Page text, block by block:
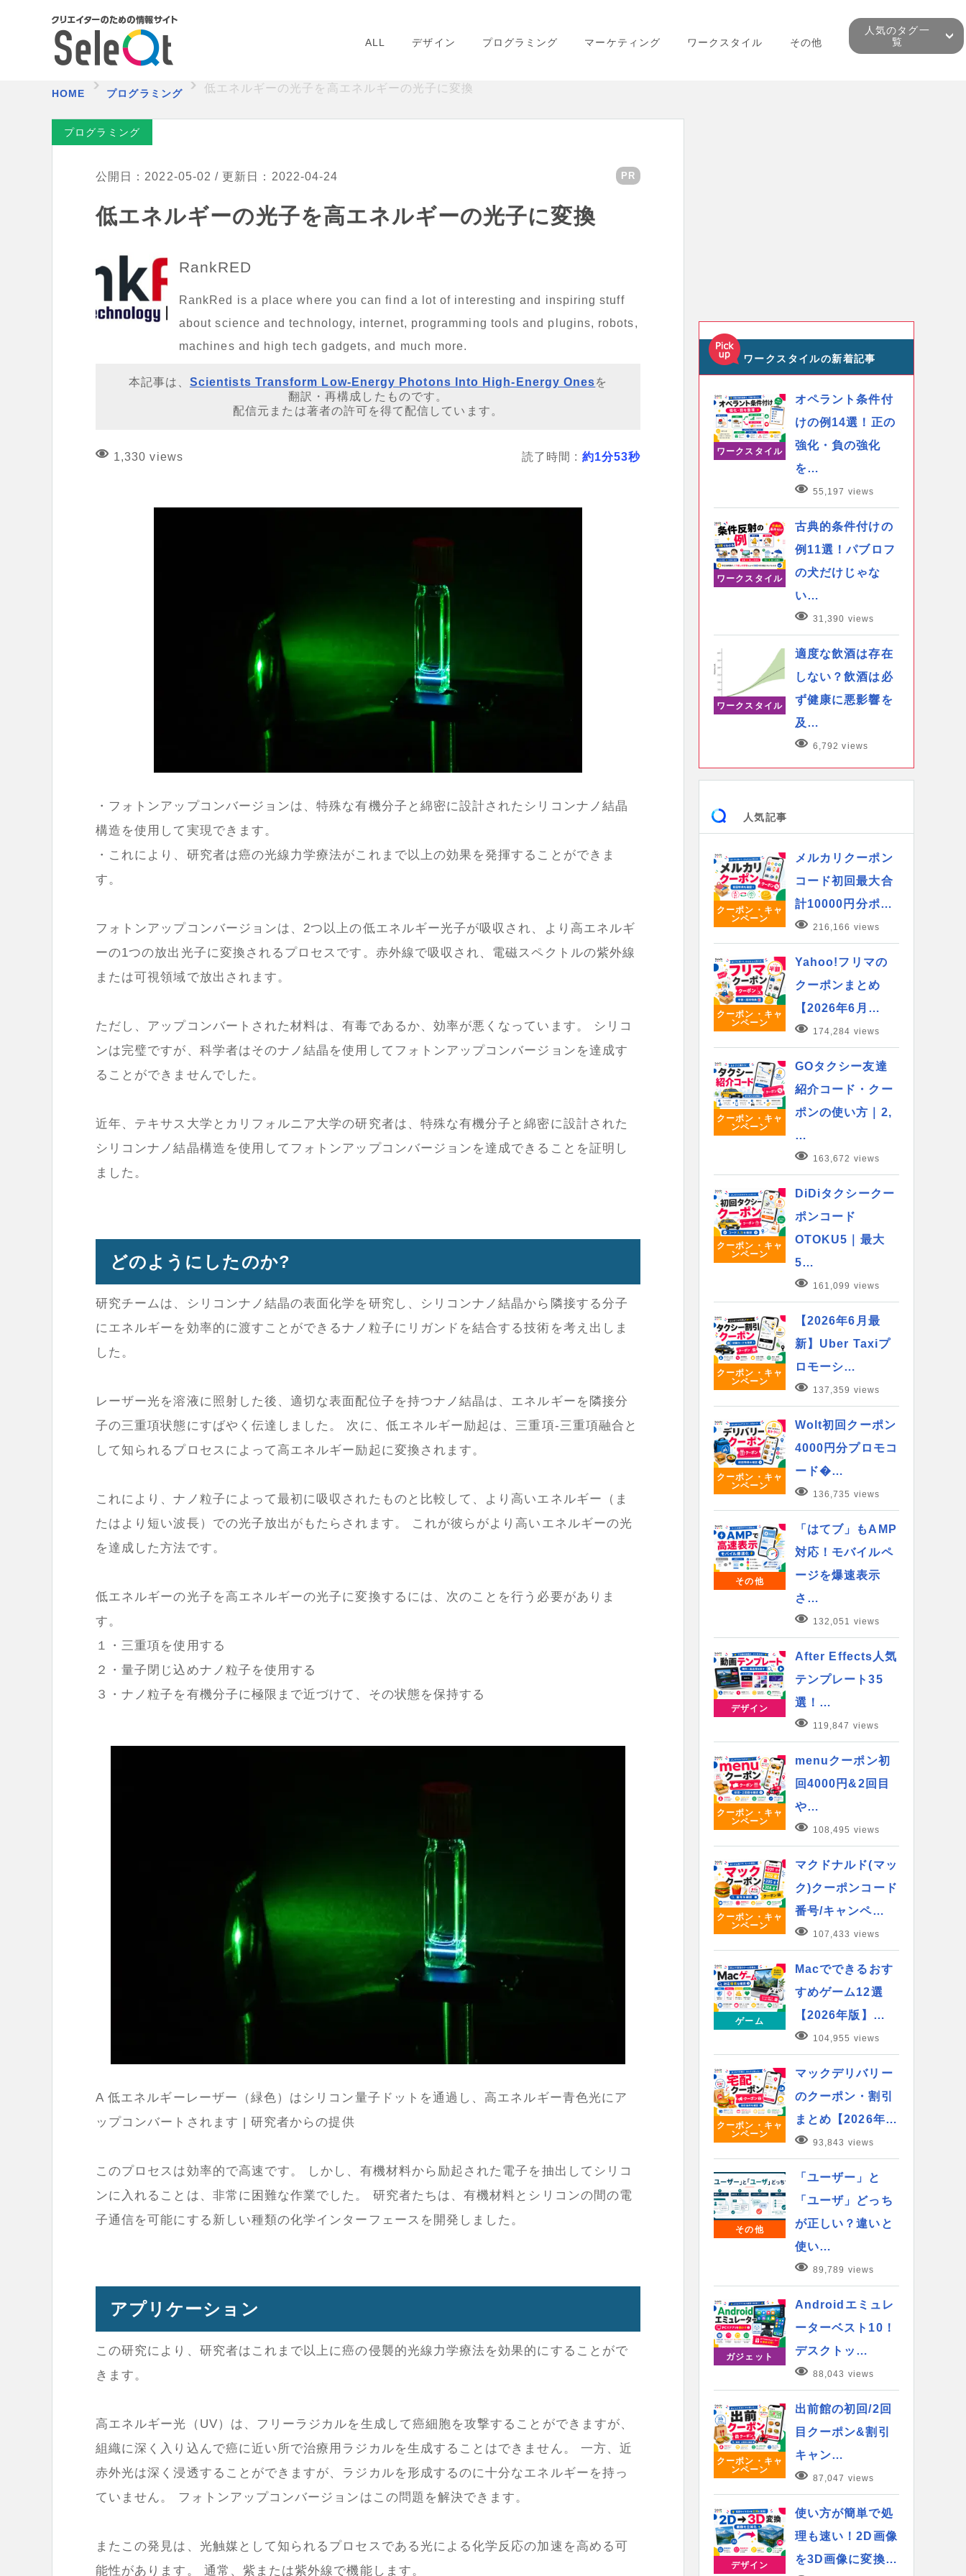
ALL デザイン プログラミング マーケティング ワークスタイル その他
人気のタグ一
覧
HOME プログラミング 低エネルギーの光子を高エネルギーの光子に変換
プログラミング
公開日：2022-05-02 / 更新日：2022-04-24 PR
低エネルギーの光子を高エネルギーの光子に変換
RankRED
RankRed is a place where you can find a lot of interesting and inspiring stuff
about science and technology, internet, programming tools and plugins, robots,
machines and high tech gadgets, and much more.
本記事は、 Scientists Transform Low-Energy Photons Into High-Energy Onesを
翻訳・再構成したものです。
配信元または著者の許可を得て配信しています。
1,330 views 読了時間 : 約1分53秒
・フォトンアップコンバージョンは、特殊な有機分子と綿密に設計されたシリコンナノ結晶
構造を使用して実現できます。
・これにより、研究者は癌の光線力学療法がこれまで以上の効果を発揮することができま
す。
フォトンアップコンバージョンは、2つ以上の低エネルギー光子が吸収され、より高エネルギ
ーの1つの放出光子に変換されるプロセスです。赤外線で吸収され、電磁スペクトルの紫外線
または可視領域で放出されます。
ただし、アップコンバートされた材料は、有毒であるか、効率が悪くなっています。 シリコ
ンは完璧ですが、科学者はそのナノ結晶を使用してフォトンアップコンバージョンを達成す
ることができませんでした。
近年、テキサス大学とカリフォルニア大学の研究者は、特殊な有機分子と綿密に設計された
シリコンナノ結晶構造を使用してフォトンアップコンバージョンを達成できることを証明し
ました。
どのようにしたのか?
研究チームは、シリコンナノ結晶の表面化学を研究し、シリコンナノ結晶から隣接する分子
にエネルギーを効率的に渡すことができるナノ粒子にリガンドを結合する技術を考え出しま
した。
レーザー光を溶液に照射した後、適切な表面配位子を持つナノ結晶は、エネルギーを隣接分
子の三重項状態にすばやく伝達しました。 次に、低エネルギー励起は、三重項-三重項融合と
して知られるプロセスによって高エネルギー励起に変換されます。
これにより、ナノ粒子によって最初に吸収されたものと比較して、より高いエネルギー（ま
たはより短い波長）での光子放出がもたらされます。 これが彼らがより高いエネルギーの光
を達成した方法です。
低エネルギーの光子を高エネルギーの光子に変換するには、次のことを行う必要がありま
す。
１・三重項を使用する
２・量子閉じ込めナノ粒子を使用する
３・ナノ粒子を有機分子に極限まで近づけて、その状態を保持する
A 低エネルギーレーザー（緑色）はシリコン量子ドットを通過し、高エネルギー青色光にア
ップコンバートされます | 研究者からの提供
このプロセスは効率的で高速です。 しかし、有機材料から励起された電子を抽出してシリコ
ンに入れることは、非常に困難な作業でした。 研究者たちは、有機材料とシリコンの間の電
子通信を可能にする新しい種類の化学インターフェースを開発しました。
アプリケーション
この研究により、研究者はこれまで以上に癌の侵襲的光線力学療法を効果的にすることがで
きます。
高エネルギー光（UV）は、フリーラジカルを生成して癌細胞を攻撃することができますが、
組織に深く入り込んで癌に近い所で治療用ラジカルを生成することはできません。 一方、近
赤外光は深く浸透することができますが、ラジカルを形成するのに十分なエネルギーを持っ
ていません。 フォトンアップコンバージョンはこの問題を解決できます。
またこの発見は、光触媒として知られるプロセスである光による化学反応の加速を高める可
能性があります。 通常、紫または紫外線で機能します。
ワークスタイルの新着記事
ワークスタイル
オペラント条件付
けの例14選！正の
強化・負の強化
を…
55,197 views
ワークスタイル
古典的条件付けの
例11選！パブロフ
の犬だけじゃな
い…
31,390 views
ワークスタイル
適度な飲酒は存在
しない？飲酒は必
ず健康に悪影響を
及…
6,792 views
人気記事
クーポン・キャ
ンペーン
メルカリクーポン
コード初回最大合
計10000円分ポ…
216,166 views
クーポン・キャ
ンペーン
Yahoo!フリマの
クーポンまとめ
【2026年6月…
174,284 views
クーポン・キャ
ンペーン
GOタクシー友達
紹介コード・クー
ポンの使い方｜2,
…
163,672 views
クーポン・キャ
ンペーン
DiDiタクシークー
ポンコード
OTOKU5｜最大
5…
161,099 views
クーポン・キャ
ンペーン
【2026年6月最
新】Uber Taxiプ
ロモーシ…
137,359 views
クーポン・キャ
ンペーン
Wolt初回クーポン
4000円分プロモコ
ード�…
136,735 views
その他
「はてブ」もAMP
対応！モバイルペ
ージを爆速表示
さ…
132,051 views
デザイン
After Effects人気
テンプレート35
選！…
119,847 views
クーポン・キャ
ンペーン
menuクーポン初
回4000円&2回目
や…
108,495 views
クーポン・キャ
ンペーン
マクドナルド(マッ
ク)クーポンコード
番号/キャンペ…
107,433 views
ゲーム
Macでできるおす
すめゲーム12選
【2026年版】…
104,955 views
クーポン・キャ
ンペーン
マックデリバリー
のクーポン・割引
まとめ【2026年…
93,843 views
その他
「ユーザー」と
「ユーザ」どっち
が正しい？違いと
使い…
89,789 views
ガジェット
Androidエミュレ
ーターベスト10！
デスクトッ…
88,043 views
クーポン・キャ
ンペーン
出前館の初回/2回
目クーポン&割引
キャン…
87,047 views
デザイン
使い方が簡単で処
理も速い！2D画像
を3D画像に変換…